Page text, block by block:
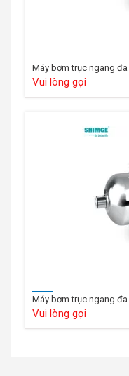
Máy bơm trục ngang đa
Vui lòng gọi
Máy bơm trục ngang đa
Vui lòng gọi